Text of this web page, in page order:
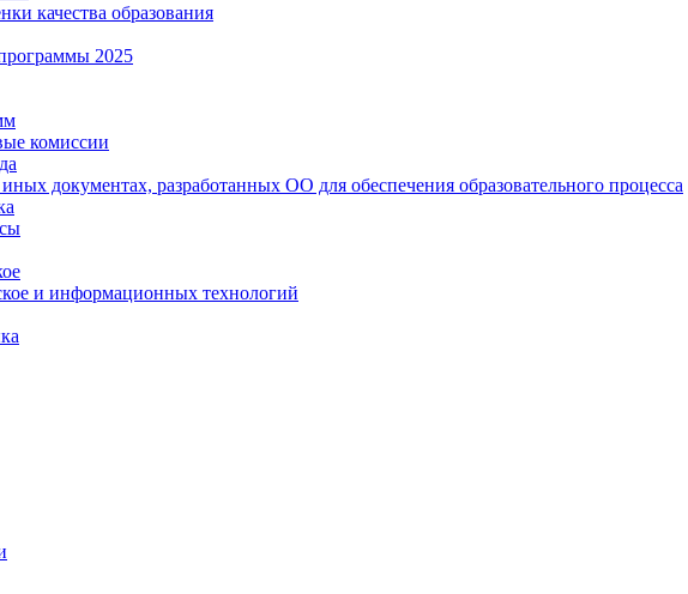
качества образования
2025
комиссии
документах, разработанных ОО для обеспечения образовательного процесса
и информационных технологий